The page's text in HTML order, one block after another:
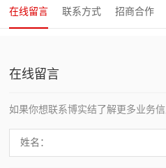
在线留言 联系方式 招商合作
在线留言
如果你想联系博实结了解更多业务信